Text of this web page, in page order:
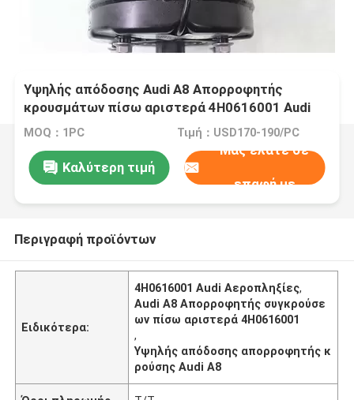
Υψηλής απόδοσης Audi A8 Απορροφητής
κρουσμάτων πίσω αριστερά 4H0616001 Audi
Air Shocks
MOQ：1PC Τιμή：USD170-190/PC
Καλύτερη τιμή
Μας ελάτε σε
επαφή με
Περιγραφή προϊόντων
Ειδικότερα:
4H0616001 Audi Αεροπληξίες,
Audi A8 Απορροφητής συγκρούσε
ων πίσω αριστερά 4H0616001
,
Υψηλής απόδοσης απορροφητής κ
ρούσης Audi A8